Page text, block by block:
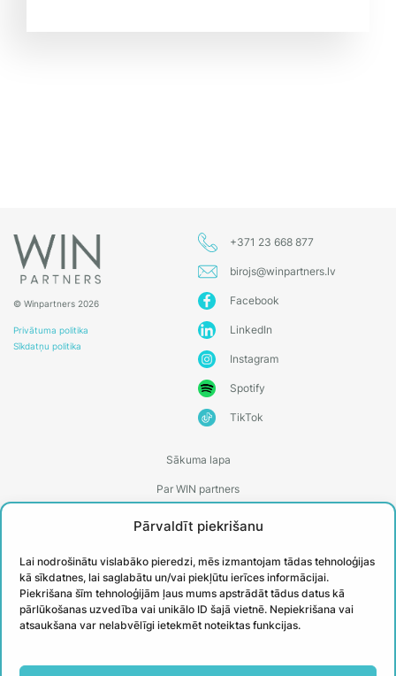
Pārvaldīt piekrišanu
Lai nodrošinātu vislabāko pieredzi, mēs izmantojam tādas tehnoloģijas
kā sīkdatnes, lai saglabātu un/vai piekļūtu ierīces informācijai.
Piekrišana šīm tehnoloģijām ļaus mums apstrādāt tādus datus kā
pārlūkošanas uzvedība vai unikālo ID šajā vietnē. Nepiekrišana vai
atsaukšana var nelabvēlīgi ietekmēt noteiktas funkcijas.
© Winpartners 2026
Privātuma politika
Sīkdatņu politika
+371 23 668 877
birojs@winpartners.lv
Facebook
LinkedIn
Instagram
Spotify
TikTok
Sākuma lapa
Par WIN partners
Treneri
Biežāk uzdotie jautājumi
Īstenotie projekti